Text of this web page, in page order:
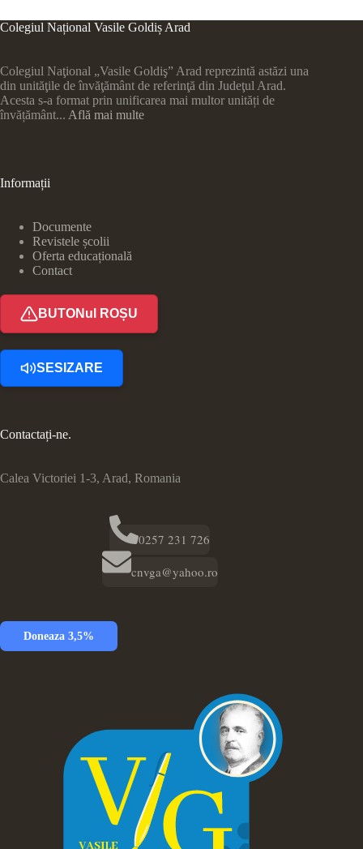
Colegiul Național Vasile Goldiș Arad
Colegiul Naţional „Vasile Goldiş” Arad reprezintă astăzi una
din unităţile de învăţământ de referinţă din Judeţul Arad.
Acesta s-a format prin unificarea mai multor unități de
învățământ... Află mai multe
Informații
Documente
Revistele școlii
Oferta educațională
Contact
BUTONul ROȘU
SESIZARE
Contactați-ne.
Calea Victoriei 1-3, Arad, Romania
0257 231 726
cnvga@yahoo.ro
Doneaza 3,5%